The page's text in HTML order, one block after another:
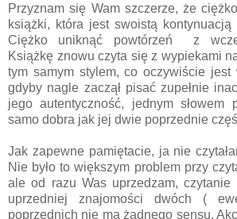
Przyznam się Wam szczerze, że
książki, która jest swoistą kontynuacją
Ciężko uniknąć powtórzeń z
Książkę znowu czyta się z wypiekami
tym samym stylem, co oczywiście jest
gdyby nagle zaczął pisać zupełnie
jego autentyczność, jednym
samo dobra jak jej dwie poprzednie
Jak zapewne pamiętacie, ja nie
Nie było to większym problem przy
ale od razu Was uprzedzam, czytanie
uprzedniej znajomości dwóch (
poprzednich nie ma żadnego sensu.